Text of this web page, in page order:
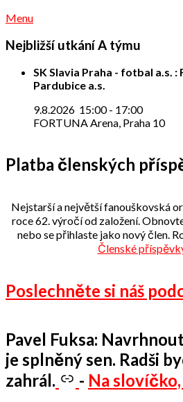
Menu
Nejbližší utkání A týmu
SK Slavia Praha - fotbal a.s.
Pardubice a.s.
9.8.2026 15:00- 17:00
FORTUNA Arena, Praha 10
Platba členských
Nejstarší a největší fanouškovská
roce 62. výročí od založení.
nebo se přihlaste jako nový člen.
Členské
Poslechněte si náš
Pavel Fuksa:
je splněný sen. Radši
zahrál.
- Na